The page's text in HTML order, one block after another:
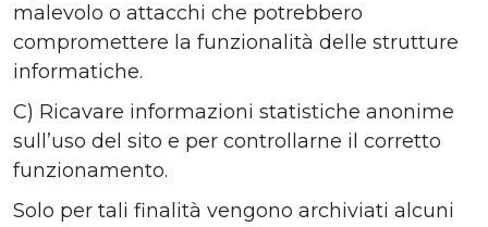
malevolo o attacchi che potrebbero
compromettere la funzionalità delle strutture
informatiche.
C) Ricavare informazioni statistiche anonime
sull’uso del sito e per controllarne il corretto
funzionamento.
Solo per tali finalità vengono archiviati alcuni